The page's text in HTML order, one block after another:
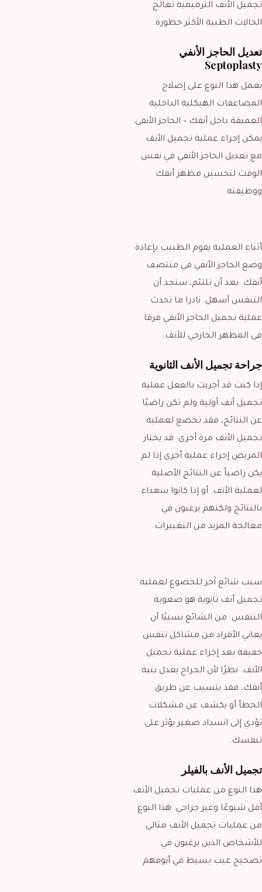
تجميل الأنف الترميمية تعالج
الحالات الطبية الأكثر خطورة.
تعديل الحاجز الأنفي
Septoplasty
يعمل هذا النوع على إصلاح
المضاعفات الهيكلية الداخلية
العميقة داخل أنفك – الحاجز الأنفي.
يمكن إجراء عملية تجميل الأنف
مع تعديل الحاجز الأنفي في نفس
الوقت لتحسين مظهر أنفك
ووظيفته.
أثناء العملية يقوم الطبيب بإعادة
وضع الحاجز الأنفي في منتصف
أنفك. بعد أن تلتئم، ستجد أن
التنفس أسهل. نادرا ما تحدث
عملية تجميل الحاجز الأنفي فرقا
في المظهر الخارجي للأنف.
جراحة تجميل الأنف الثانوية
إذا كنت قد أجريت بالفعل عملية
تجميل أنف أولية ولم تكن راضيًا
عن النتائج، فقد تخضع لعملية
تجميل الأنف مرة أخرى. قد يختار
المريض إجراء عملية أخرى إذا لم
يكن راضياً عن النتائج الأصلية
لعملية الأنف. أو إذا كانوا سعداء
بالنتائج ولكنهم يرغبون في
معالجة المزيد من التغييرات.
سبب شائع آخر للخضوع لعملية
تجميل أنف ثانوية هو صعوبة
التنفس. من الشائع نسبيًا أن
يعاني الأفراد من مشاكل تنفس
خفيفة بعد إجراء عملية تجميل
الأنف. نظرًا لأن الجراح يعدل بنية
أنفك، فقد يتسبب عن طريق
الخطأ أو يكشف عن مشكلات
تؤدي إلى انسداد صغير يؤثر على
تنفسك.
تجميل الأنف بالفيلر
هذا النوع من عمليات تجميل الأنف
أقل شيوعًا وغير جراحي. هذا النوع
من عمليات تجميل الأنف مثالي
للأشخاص الذين يرغبون في
تصحيح عيب بسيط في أنوفهم.